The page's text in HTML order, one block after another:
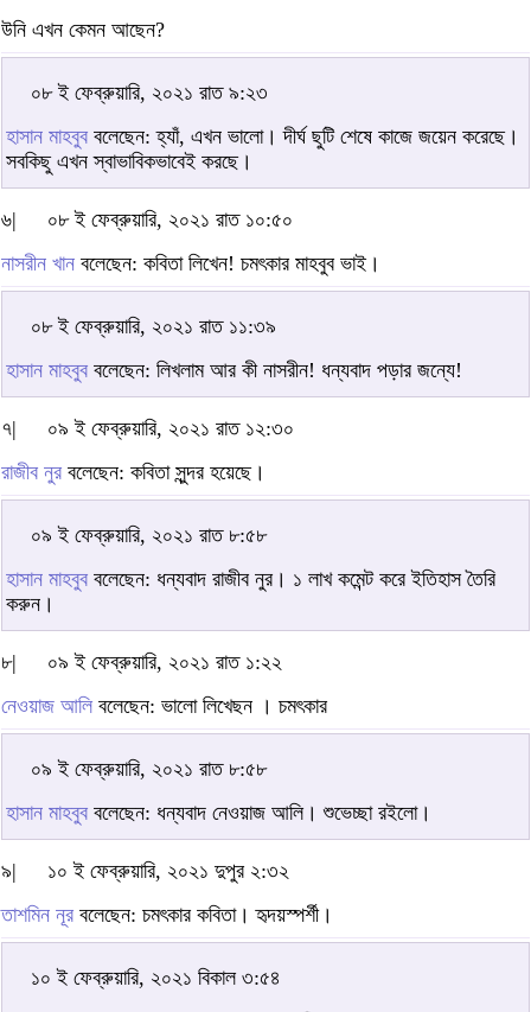
উনি এখন কেমন আছেন?
০৮ ই ফেব্রুয়ারি, ২০২১ রাত ৯:২৩
হাসান মাহবুব বলেছেন: হ্যাঁ, এখন ভালো। দীর্ঘ ছুটি শেষে কাজে জয়েন করেছে।
সবকিছু এখন স্বাভাবিকভাবেই করছে।
৬|
০৮ ই ফেব্রুয়ারি, ২০২১ রাত ১০:৫০
নাসরীন খান বলেছেন: কবিতা লিখেন! চমৎকার মাহবুব ভাই।
০৮ ই ফেব্রুয়ারি, ২০২১ রাত ১১:৩৯
হাসান মাহবুব বলেছেন: লিখলাম আর কী নাসরীন! ধন্যবাদ পড়ার জন্যে!
৭|
০৯ ই ফেব্রুয়ারি, ২০২১ রাত ১২:৩০
রাজীব নুর বলেছেন: কবিতা সুন্দর হয়েছে।
০৯ ই ফেব্রুয়ারি, ২০২১ রাত ৮:৫৮
হাসান মাহবুব বলেছেন: ধন্যবাদ রাজীব নুর। ১ লাখ কমেন্ট করে ইতিহাস তৈরি
করুন।
৮|
০৯ ই ফেব্রুয়ারি, ২০২১ রাত ১:২২
নেওয়াজ আলি বলেছেন: ভালো লিখেছন । চমৎকার
০৯ ই ফেব্রুয়ারি, ২০২১ রাত ৮:৫৮
হাসান মাহবুব বলেছেন: ধন্যবাদ নেওয়াজ আলি। শুভেচ্ছা রইলো।
৯|
১০ ই ফেব্রুয়ারি, ২০২১ দুপুর ২:৩২
তাশমিন নূর বলেছেন: চমৎকার কবিতা। হৃদয়স্পর্শী।
১০ ই ফেব্রুয়ারি, ২০২১ বিকাল ৩:৫৪